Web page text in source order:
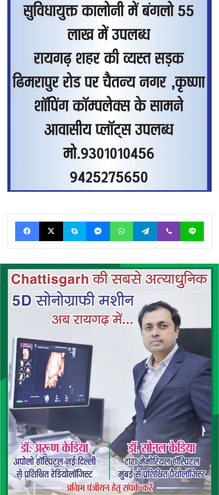
Facebook
X Skype MessengerWhatsAppTelegramViber Line